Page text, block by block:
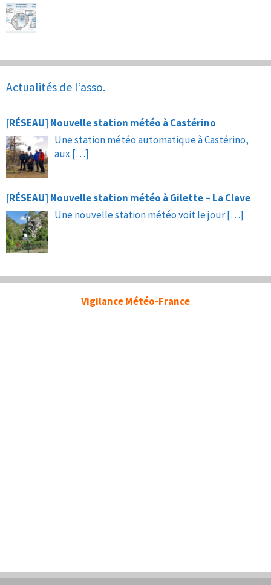
Actualités de l’asso.
[RÉSEAU] Nouvelle station météo à Castérino
Une station météo automatique à Castérino,
aux […]
[RÉSEAU] Nouvelle station météo à Gilette – La Clave
Une nouvelle station météo voit le jour[…]
Vigilance Météo-France